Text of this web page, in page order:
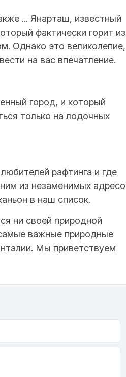
... Янарташ, известный
фактически горит
Однако это великолепие,
на вас впечатление.
город, и который
только на лодочных
рафтинга и где
из незаменимых
в наш список.
ни своей природной
важные природные
Мы приветствуем